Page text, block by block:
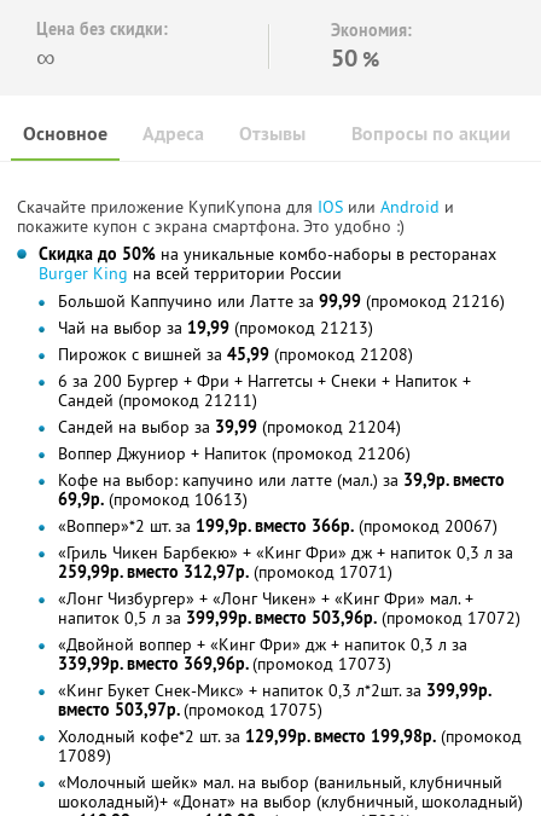
Цена без скидки:
∞
Экономия:
50 %
Основное Отзывы Вопросы по акции
Адреса
Скачайте приложение КупиКупона для IOS или Android и
покажите купон с экрана смартфона. Это удобно :)
Скидка до 50% на уникальные комбо-наборы в ресторанах
Burger King на всей территории России
Большой Каппучино или Латте за 99,99 (промокод 21216)
Чай на выбор за 19,99 (промокод 21213)
Пирожок с вишней за 45,99 (промокод 21208)
6 за 200 Бургер + Фри + Наггетсы + Снеки + Напиток +
Сандей (промокод 21211)
Сандей на выбор за 39,99 (промокод 21204)
Воппер Джуниор + Напиток (промокод 21206)
Кофе на выбор: капучино или латте (мал.) за 39,9р. вместо
69,9р. (промокод 10613)
«Воппер»*2 шт. за 199,9р. вместо 366р. (промокод 20067)
«Гриль Чикен Барбекю» + «Кинг Фри» дж + напиток 0,3 л за
259,99р. вместо 312,97р. (промокод 17071)
«Лонг Чизбургер» + «Лонг Чикен» + «Кинг Фри» мал. +
напиток 0,5 л за 399,99р. вместо 503,96р. (промокод 17072)
«Двойной воппер + «Кинг Фри» дж + напиток 0,3 л за
339,99р. вместо 369,96р.(промокод 17073)
«Кинг Букет Снек-Микс» + напиток 0,3 л*2шт. за 399,99р.
вместо 503,97р.(промокод 17075)
Холодный кофе*2 шт. за 129,99р. вместо 199,98р. (промокод
17089)
«Молочный шейк» мал. на выбор (ванильный, клубничный
шоколадный)+ «Донат» на выбор (клубничный, шоколадный)